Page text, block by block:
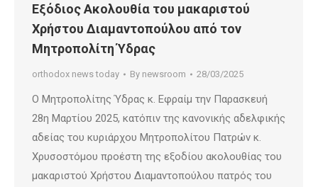
Εξόδιος Ακολουθία του μακαριστού
Χρήστου Διαμαντοπούλου από τον
Μητροπολίτη Ύδρας
orthodox news today By newsroom 28/03/2025
Ο Μητροπολίτης Ύδρας κ. Εφραίμ την Παρασκευή
28η Μαρτίου 2025, κατόπιν της κανονικής αδελφικής
αδείας του κυριάρχου Μητροπολίτου Πατρών κ.
Χρυσοστόμου προέστη της εξοδίου ακολουθίας του
μακαριστού Χρήστου Διαμαντοπούλου πατρός του